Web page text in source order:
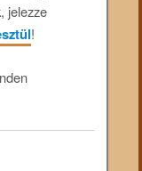
jelezze
!